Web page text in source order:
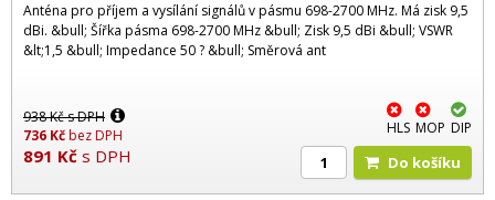
Anténa pro příjem a vysílání signálů v pásmu 698-2700 MHz. Má zisk 9,5
dBi. &bull; Šířka pásma 698-2700 MHz &bull; Zisk 9,5 dBi &bull; VSWR
&lt;1,5 &bull; Impedance 50 ? &bull; Směrová ant
938Kčs DPH
736 Kčbez DPH
891 Kč s DPH
HLS MOP DIP
Do košíku